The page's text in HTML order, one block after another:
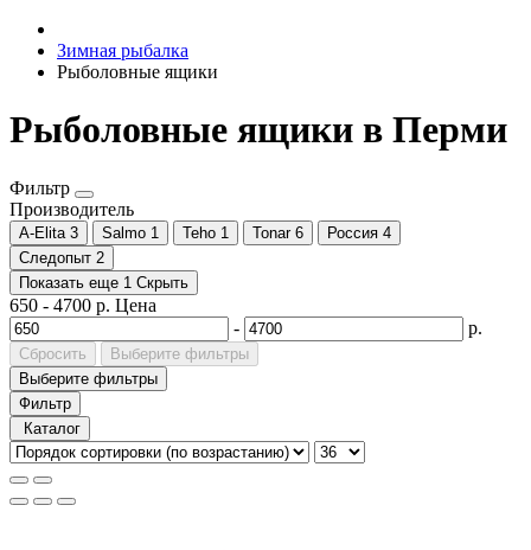
Зимная рыбалка
Рыболовные ящики
Рыболовные ящики в Перми
Фильтр
Производитель
A-Elita 3 Salmo 1 Teho 1 Tonar 6 Россия 4
Следопыт 2
Показать еще 1 Скрыть
650 - 4700 р. Цена
-
р.
Сбросить
Выберите фильтры
Выберите фильтры
Фильтр
Каталог